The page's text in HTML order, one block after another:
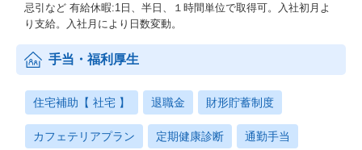
忌引など 有給休暇:1日、半日、１時間単位で取得可。入社初月よ
り支給。入社月により日数変動。
手当・福利厚生
住宅補助【 社宅 】 退職金 財形貯蓄制度
カフェテリアプラン 定期健康診断 通勤手当